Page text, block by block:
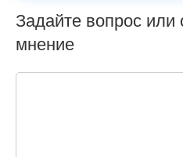
Задайте вопрос или
мнение